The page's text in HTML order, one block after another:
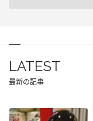
LATEST
最新の記事